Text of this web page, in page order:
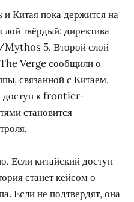
Китая пока держится на
твёрдый: директива
5. Второй слой
Verge сообщили о
связанной с Китаем.
доступ к frontier-
становится
Если китайский доступ
станет кейсом о
Если не подтвердят, она